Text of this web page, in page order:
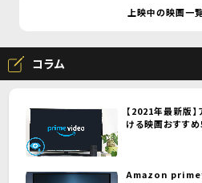
上映中の映画一
コラム
【2021年最新版
ける映画おすす
Amazon prime